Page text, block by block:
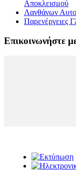
Αποκλεισμού
Λανθάνων
Παρενέργειες
Επικοινωνήστε